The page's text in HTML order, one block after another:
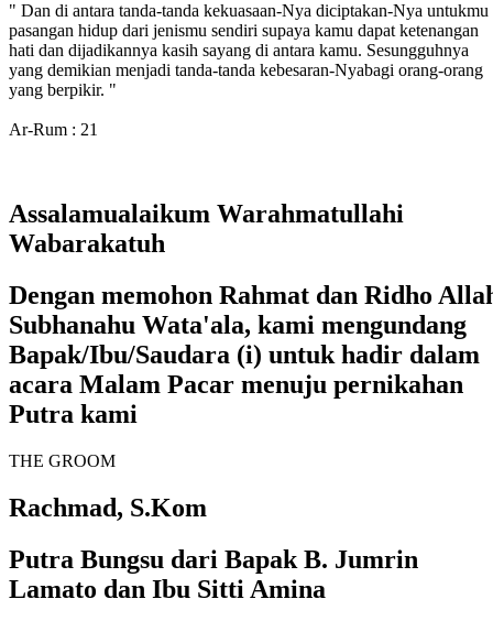
" Dan di antara tanda-tanda kekuasaan-Nya diciptakan-Nya untukmu
pasangan hidup dari jenismu sendiri supaya kamu dapat ketenangan
hati dan dijadikannya kasih sayang di antara kamu. Sesungguhnya
yang demikian menjadi tanda-tanda kebesaran-Nyabagi orang-orang
yang berpikir. "
Ar-Rum : 21
Assalamualaikum Warahmatullahi
Wabarakatuh
Dengan memohon Rahmat dan Ridho
Subhanahu Wata'ala, kami mengundang
Bapak/Ibu/Saudara (i) untuk hadir dalam
acara Malam Pacar menuju pernikahan
Putra kami
THE GROOM
Rachmad, S.Kom
Putra Bungsu dari Bapak B. Jumrin
Lamato dan Ibu Sitti Amina